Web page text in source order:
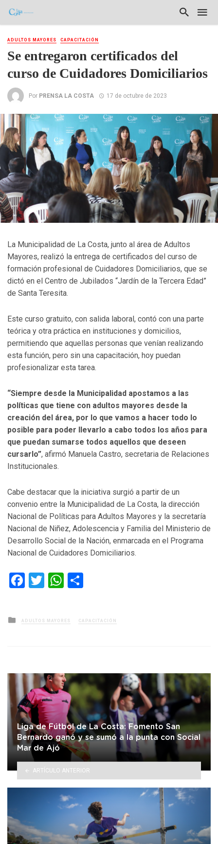
ADULTOS MAYORES CAPACITACIÓN
Se entregaron certificados del
curso de Cuidadores Domiciliarios
Por PRENSA LA COSTA 17 de octubre de 2023
La Municipalidad de La Costa, junto al área de Adultos
Mayores, realizó la entrega de certificados del curso de
formación profesional de Cuidadores Domiciliarios, que se
dictó en el Centro de Jubilados “Jardín de la Tercera Edad”
de Santa Teresita.
Este curso gratuito, con salida laboral, contó con una parte
teórica y otra práctica en instituciones y domicilios,
permitiendo que aquellas personas que venían realizando
esta función, pero sin una capacitación, hoy puedan
profesionalizar esta tarea.
“Siempre desde la Municipalidad apostamos a las
políticas que tiene con adultos mayores desde la
creación del área, por lo que vamos a hacer todo lo
posible para poder llevarlo a cabo todos los años para
que puedan sumarse todos aquellos que deseen
cursarlo”, afirmó Manuela Castro, secretaria de Relaciones
Institucionales.
Cabe destacar que la iniciativa surgió a partir de un
convenio entre la Municipalidad de La Costa, la dirección
Nacional de Políticas para Adultos Mayores y la secretaría
Nacional de Niñez, Adolescencia y Familia del Ministerio de
Desarrollo Social de la Nación, enmarcada en el Programa
Nacional de Cuidadores Domiciliarios.
Facebook
TwitterWhatsApp
Posted
in
ADULTOS MAYORES CAPACITACIÓN
Liga de Fútbol de La Costa: Fomento San
Bernardo ganó y se sumó a la punta con Social
Mar de Ajó
ARTÍCULO ANTERIOR